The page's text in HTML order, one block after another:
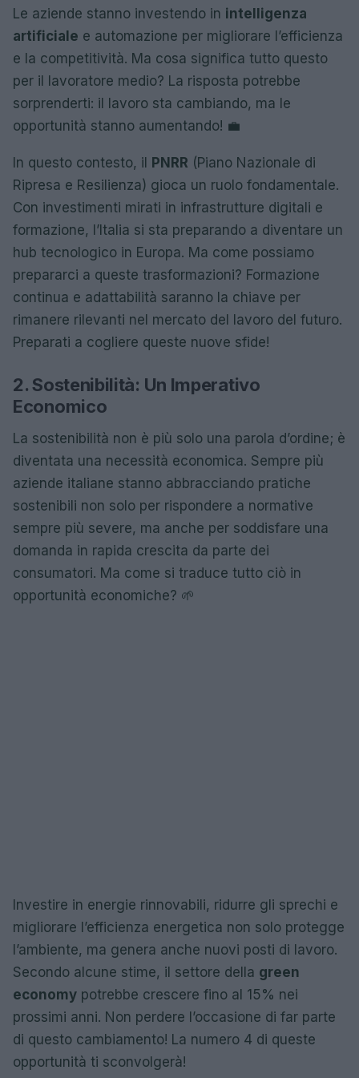
Le aziende stanno investendo in intelligenza
artificiale e automazione per migliorare l’efficienza
e la competitività. Ma cosa significa tutto questo
per il lavoratore medio? La risposta potrebbe
sorprenderti: il lavoro sta cambiando, ma le
opportunità stanno aumentando! 💼
In questo contesto, il PNRR (Piano Nazionale di
Ripresa e Resilienza) gioca un ruolo fondamentale.
Con investimenti mirati in infrastrutture digitali e
formazione, l’Italia si sta preparando a diventare un
hub tecnologico in Europa. Ma come possiamo
prepararci a queste trasformazioni? Formazione
continua e adattabilità saranno la chiave per
rimanere rilevanti nel mercato del lavoro del futuro.
Preparati a cogliere queste nuove sfide!
2. Sostenibilità: Un Imperativo
Economico
La sostenibilità non è più solo una parola d’ordine; è
diventata una necessità economica. Sempre più
aziende italiane stanno abbracciando pratiche
sostenibili non solo per rispondere a normative
sempre più severe, ma anche per soddisfare una
domanda in rapida crescita da parte dei
consumatori. Ma come si traduce tutto ciò in
opportunità economiche? 🌱
Investire in energie rinnovabili, ridurre gli sprechi e
migliorare l’efficienza energetica non solo protegge
l’ambiente, ma genera anche nuovi posti di lavoro.
Secondo alcune stime, il settore della green
economy potrebbe crescere fino al 15% nei
prossimi anni. Non perdere l’occasione di far parte
di questo cambiamento! La numero 4 di queste
opportunità ti sconvolgerà!